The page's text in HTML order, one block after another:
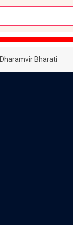
Dharamvir Bharati